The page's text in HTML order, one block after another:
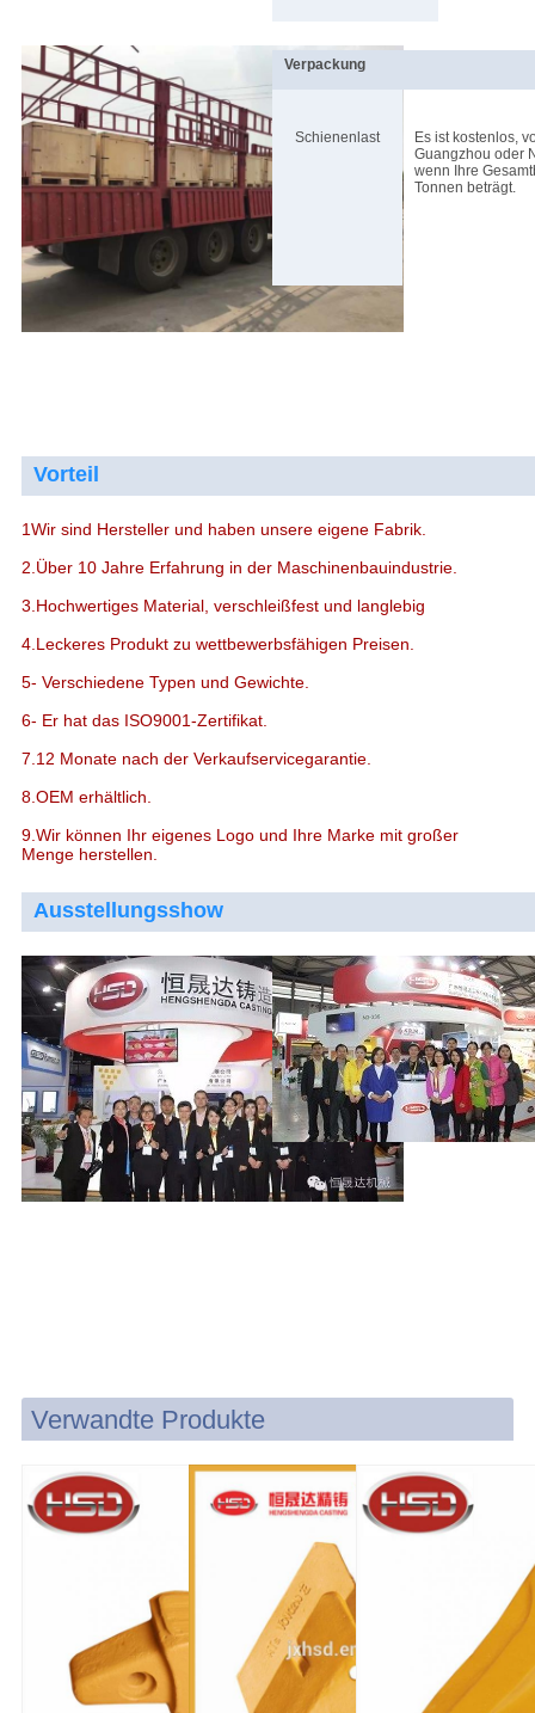
Verpackung
Schienenlast
Es ist kostenlos,
Guangzhou oder
wenn Ihre
Tonnen beträgt.
Vorteil
1Wir sind Hersteller und haben unsere eigene Fabrik.
2.Über 10 Jahre Erfahrung in der Maschinenbauindustrie.
3.Hochwertiges Material, verschleißfest und langlebig
4.Leckeres Produkt zu wettbewerbsfähigen Preisen.
5- Verschiedene Typen und Gewichte.
6- Er hat das ISO9001-Zertifikat.
7.12 Monate nach der Verkaufservicegarantie.
8.OEM erhältlich.
9.Wir können Ihr eigenes Logo und Ihre Marke mit großer
Menge herstellen.
Ausstellungsshow
Verwandte Produkte